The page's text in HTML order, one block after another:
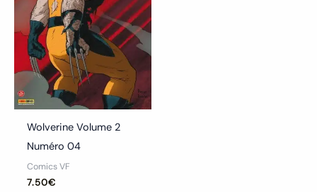
Wolverine Volume 2
Numéro 04
Comics VF
7.50€